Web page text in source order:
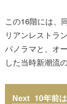
この16階には、
リアンレストラ
パノラマと、オ
した当時新潮流
10年前